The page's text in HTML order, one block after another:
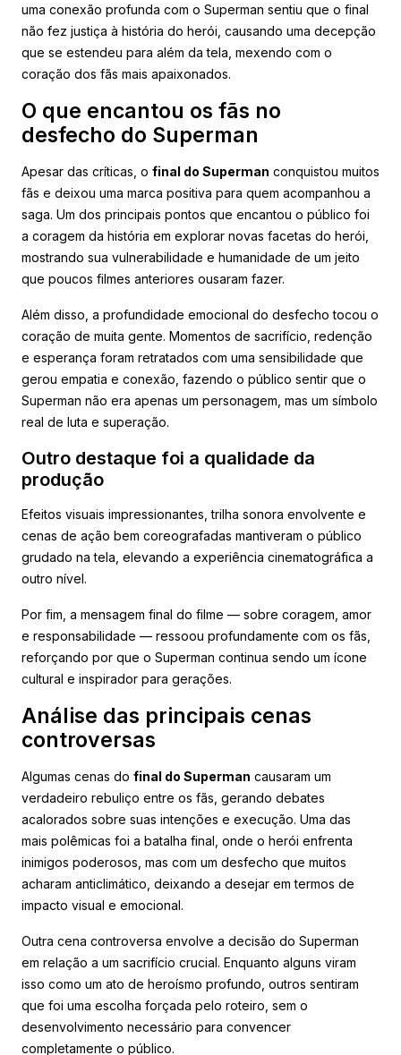
uma conexão profunda com o Superman sentiu que o final
não fez justiça à história do herói, causando uma decepção
que se estendeu para além da tela, mexendo com o
coração dos fãs mais apaixonados.
O que encantou os fãs no
desfecho do Superman
Apesar das críticas, o final do Superman conquistou muitos
fãs e deixou uma marca positiva para quem acompanhou a
saga. Um dos principais pontos que encantou o público foi
a coragem da história em explorar novas facetas do herói,
mostrando sua vulnerabilidade e humanidade de um jeito
que poucos filmes anteriores ousaram fazer.
Além disso, a profundidade emocional do desfecho tocou o
coração de muita gente. Momentos de sacrifício, redenção
e esperança foram retratados com uma sensibilidade que
gerou empatia e conexão, fazendo o público sentir que o
Superman não era apenas um personagem, mas um símbolo
real de luta e superação.
Outro destaque foi a qualidade da
produção
Efeitos visuais impressionantes, trilha sonora envolvente e
cenas de ação bem coreografadas mantiveram o público
grudado na tela, elevando a experiência cinematográfica a
outro nível.
Por fim, a mensagem final do filme — sobre coragem, amor
e responsabilidade — ressoou profundamente com os fãs,
reforçando por que o Superman continua sendo um ícone
cultural e inspirador para gerações.
Análise das principais cenas
controversas
Algumas cenas do final do Superman causaram um
verdadeiro rebuliço entre os fãs, gerando debates
acalorados sobre suas intenções e execução. Uma das
mais polêmicas foi a batalha final, onde o herói enfrenta
inimigos poderosos, mas com um desfecho que muitos
acharam anticlimático, deixando a desejar em termos de
impacto visual e emocional.
Outra cena controversa envolve a decisão do Superman
em relação a um sacrifício crucial. Enquanto alguns viram
isso como um ato de heroísmo profundo, outros sentiram
que foi uma escolha forçada pelo roteiro, sem o
desenvolvimento necessário para convencer
completamente o público.